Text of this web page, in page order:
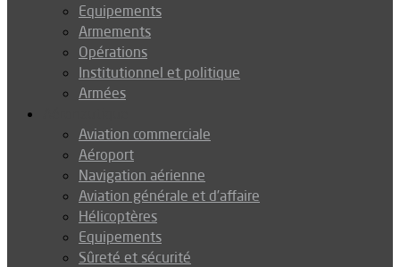
Equipements
Armements
Opérations
Institutionnel et politique
Armées
Aviation commerciale
Aéroport
Navigation aérienne
Aviation générale et d’affaire
Hélicoptères
Equipements
Sûreté et sécurité